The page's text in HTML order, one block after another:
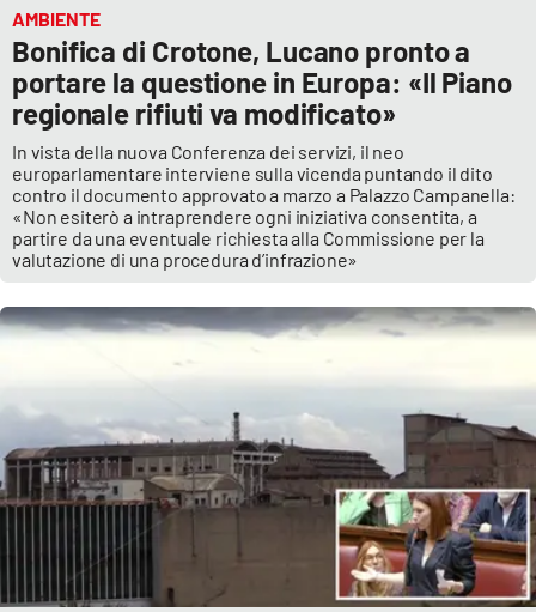
AMBIENTE
Bonifica di Crotone, Lucano pronto a
portare la questione in Europa: «Il Piano
regionale rifiuti va modificato»
In vista della nuova Conferenza dei servizi, il neo
europarlamentare interviene sulla vicenda puntando il dito
contro il documento approvato a marzo a Palazzo Campanella:
«Non esiterò a intraprendere ogni iniziativa consentita, a
partire da una eventuale richiesta alla Commissione per la
valutazione di una procedura d’infrazione»